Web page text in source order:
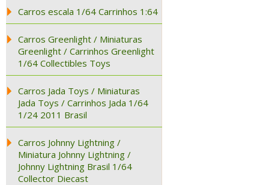
Carros escala 1/64 Carrinhos 1:64
Carros Greenlight / Miniaturas
Greenlight / Carrinhos Greenlight
1/64 Collectibles Toys
Carros Jada Toys / Miniaturas
Jada Toys / Carrinhos Jada 1/64
1/24 2011 Brasil
Carros Johnny Lightning /
Miniatura Johnny Lightning /
Johnny Lightning Brasil 1/64
Collector Diecast